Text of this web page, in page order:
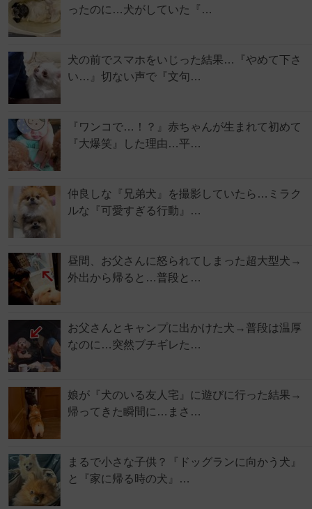
ったのに…犬がしていた『…
犬の前でスマホをいじった結果…『やめて下さ
い…』切ない声で『文句…
『ワンコで…！？』赤ちゃんが生まれて初めて
『大爆笑』した理由…平…
仲良しな『兄弟犬』を撮影していたら…ミラク
ルな『可愛すぎる行動』…
昼間、お父さんに怒られてしまった超大型犬→
外出から帰ると…普段と…
お父さんとキャンプに出かけた犬→普段は温厚
なのに…突然ブチギレた…
娘が『犬のいる友人宅』に遊びに行った結果→
帰ってきた瞬間に…まさ…
まるで小さな子供？『ドッグランに向かう犬』
と『家に帰る時の犬』…